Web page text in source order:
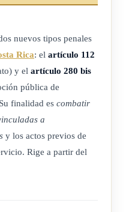
de tres a cinco años.
públicamente ofrezca
para llevar a cabo el
año dos mil veintiséis.
nuevos tipos penales
Rica: el artículo 112
y el artículo 280 bis
pública de
finalidad es combatir
a
y los actos previos de
Rige a partir del